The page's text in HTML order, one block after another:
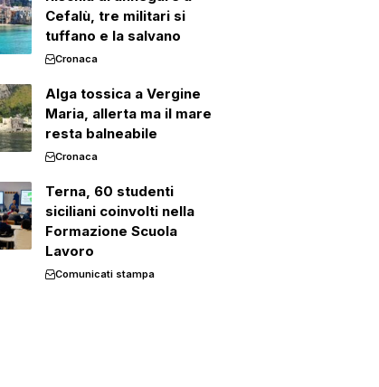
Cefalù, tre militari si
tuffano e la salvano
Cronaca
Alga tossica a Vergine
Maria, allerta ma il mare
resta balneabile
Cronaca
Terna, 60 studenti
siciliani coinvolti nella
Formazione Scuola
Lavoro
Comunicati stampa